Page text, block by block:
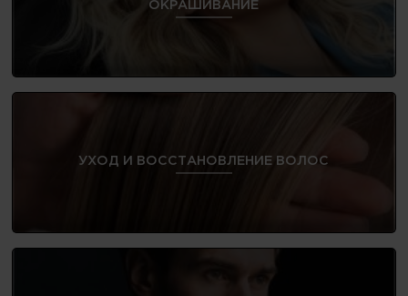
ОКРАШИВАНИЕ
УХОД И ВОССТАНОВЛЕНИЕ ВОЛОС